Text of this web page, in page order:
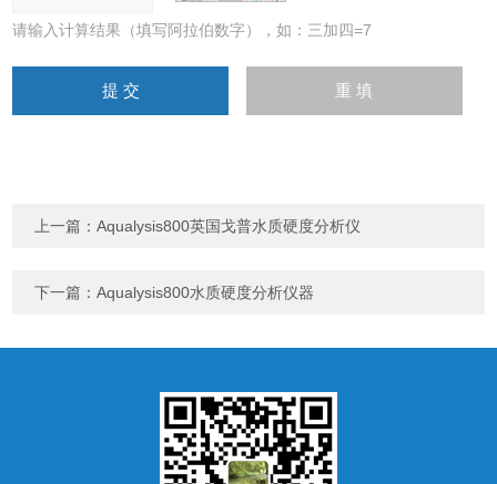
请输入计算结果（填写阿拉伯数字），如：三加四=7
上一篇：Aqualysis800英国戈普水质硬度分析仪
下一篇：Aqualysis800水质硬度分析仪器